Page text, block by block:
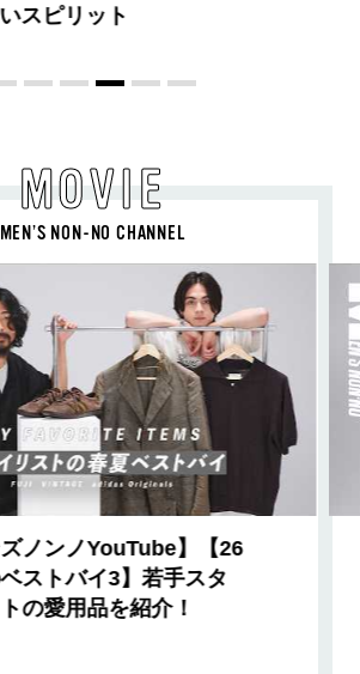
MOVIE
MEN’S NON-NO CHANNEL
ズノンノYouTube】【26
ストバイ3】若手スタ
の愛用品を紹介！